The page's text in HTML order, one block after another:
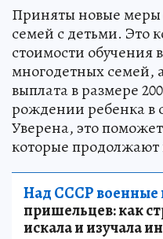
Приняты новые
семей с детьми. Это
стоимости обучения
многодетных семей,
выплата в размере
рождении ребенка в
Уверена, это
которые продолжают
Над СССР военные
пришельцев: как
искала и изучала